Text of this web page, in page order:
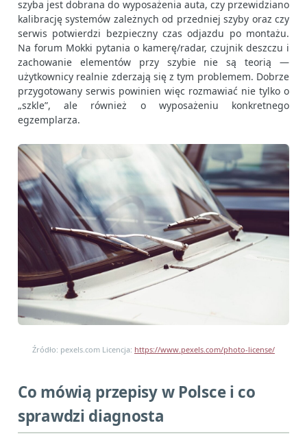
szyba jest dobrana do wyposażenia auta, czy przewidziano
kalibrację systemów zależnych od przedniej szyby oraz czy
serwis potwierdzi bezpieczny czas odjazdu po montażu.
Na forum Mokki pytania o kamerę/radar, czujnik deszczu i
zachowanie elementów przy szybie nie są teorią —
użytkownicy realnie zderzają się z tym problemem. Dobrze
przygotowany serwis powinien więc rozmawiać nie tylko o
„szkle”, ale również o wyposażeniu konkretnego
egzemplarza.
Źródło: pexels.com Licencja: https://www.pexels.com/photo-license/
Co mówią przepisy w Polsce i co
sprawdzi diagnosta